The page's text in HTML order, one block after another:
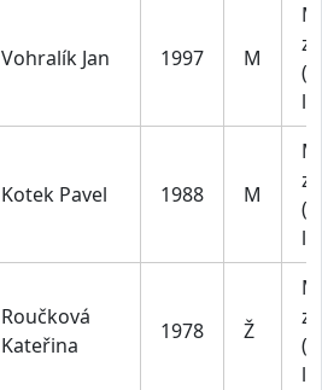
Vohralík Jan 1997 M
Kotek Pavel 1988 M
Roučková
Kateřina
1978 Ž